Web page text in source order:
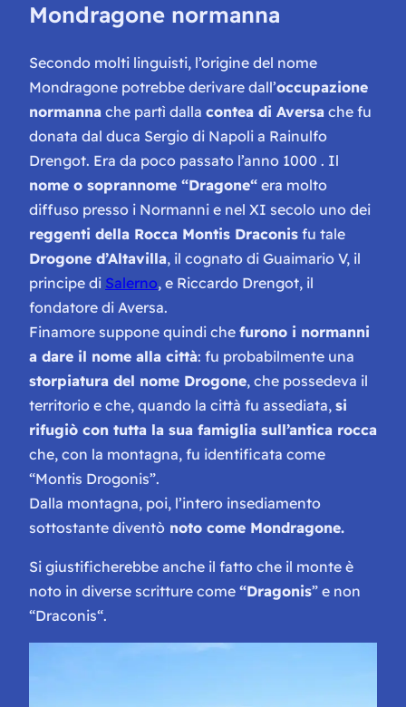
Mondragone normanna
Secondo molti linguisti, l’origine del nome
Mondragone potrebbe derivare dall’occupazione
normanna che partì dalla contea di Aversa che fu
donata dal duca Sergio di Napoli a Rainulfo
Drengot. Era da poco passato l’anno 1000 . Il
nome o soprannome “Dragone“ era molto
diffuso presso i Normanni e nel XI secolo uno dei
reggenti della Rocca Montis Draconis fu tale
Drogone d’Altavilla, il cognato di Guaimario V, il
principe di Salerno, e Riccardo Drengot, il
fondatore di Aversa.
Finamore suppone quindi che furono i normanni
a dare il nome alla città: fu probabilmente una
storpiatura del nome Drogone, che possedeva il
territorio e che, quando la città fu assediata, si
rifugiò con tutta la sua famiglia sull’antica rocca
che, con la montagna, fu identificata come
“Montis Drogonis”.
Dalla montagna, poi, l’intero insediamento
sottostante diventò noto come Mondragone.
Si giustificherebbe anche il fatto che il monte è
noto in diverse scritture come “Dragonis” e non
“Draconis“.